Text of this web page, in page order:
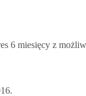
6 miesięcy z